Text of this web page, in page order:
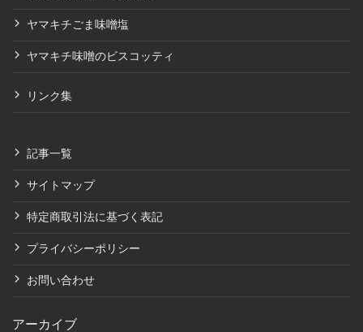
ヤマキチごま味噌塩
ヤマキチ味噌のビスコッティ
リンク集
記事一覧
サイトマップ
特定商取引法に基づく表記
プライバシーポリシー
お問い合わせ
アーカイブ